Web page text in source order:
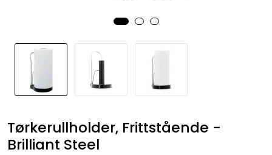
Tørkerullholder, Frittstående -
Brilliant Steel